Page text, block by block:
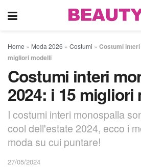
Home » Moda 2026 » Costumi » Costumi
migliori modelli
Costumi interi
2024: i 15 migliori
I costumi interi monospalla
cool dell'estate 2024, ecco i
moda su cui puntare!
27/05/2024